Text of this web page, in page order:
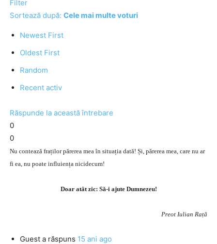
Filter
Sortează după: Cele mai multe voturi
Newest First
Oldest First
Random
Recent activ
Răspunde la această întrebare
0
0
Nu contează fraților părerea mea în situația dată! Și, părerea mea, care nu ar
fi ea, nu poate influiența nicidecum!
Doar atât zic: Să-i ajute Dumnezeu!
Preot Iulian Rață
Guest a răspuns 15 ani ago